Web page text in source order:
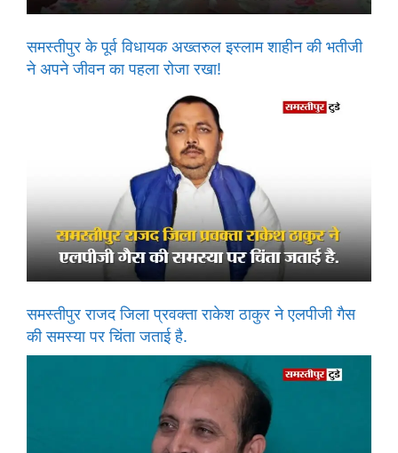
समस्तीपुर के पूर्व विधायक अख्तरुल इस्लाम शाहीन की भतीजी
ने अपने जीवन का पहला रोजा रखा!
समस्तीपुर राजद जिला प्रवक्ता राकेश ठाकुर ने एलपीजी गैस
की समस्या पर चिंता जताई है.